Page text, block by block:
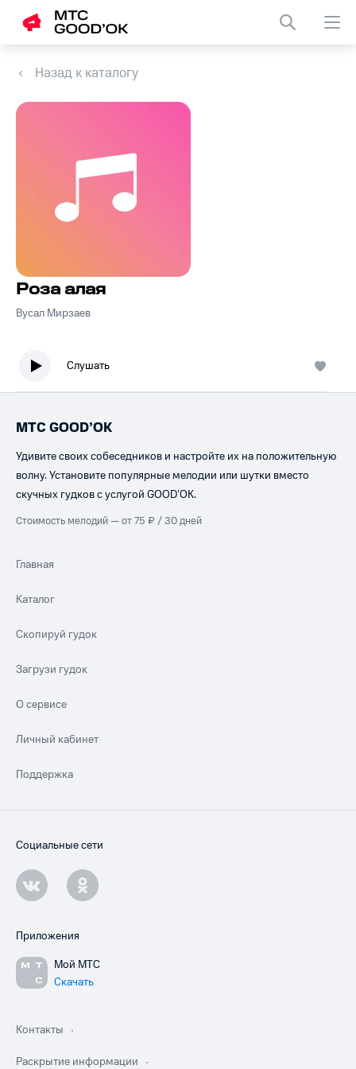
Назад к каталогу
Роза алая
Вусал Мирзаев
Слушать
МТС GOOD’OK
Удивите своих собеседников и настройте их на положительную
волну. Установите популярные мелодии или шутки вместо
скучных гудков с услугой GOOD’OK.
Стоимость мелодий — от 75 ₽ / 30 дней
Главная
Каталог
Скопируй гудок
Загрузи гудок
О сервисе
Личный кабинет
Поддержка
Социальные сети
Приложения
Мой МТС
Скачать
Контакты
Раскрытие информации